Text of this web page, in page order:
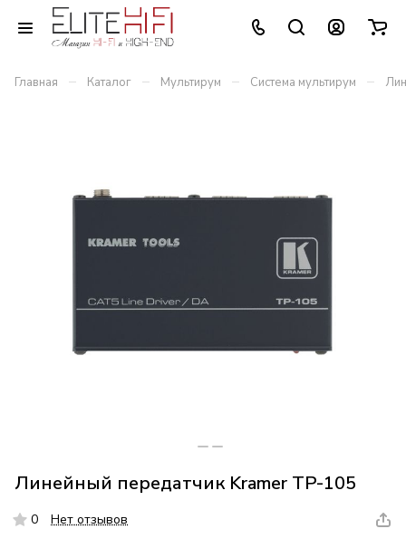
Главная – Каталог – Мультирум – Система мультирум –
Линейный передатчик Kramer TP-105
0 Нет отзывов